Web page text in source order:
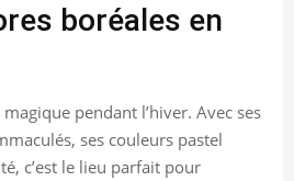
boréales en
pendant l’hiver. Avec ses
ses couleurs pastel
c’est le lieu parfait pour